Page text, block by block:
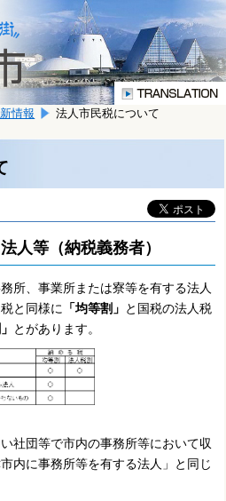
情報 法人市民税について
人等（納税義務者）
所、事業所または寮等を有する法人
と同様に 「均等割」 と国税の法人税
とがあります。
社団等で市内の事務所等において収
内に事務所等を有する法人」と同じ